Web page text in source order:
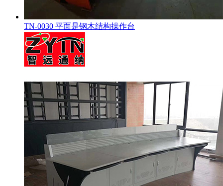
TN-0030 平面是钢木结构操作台